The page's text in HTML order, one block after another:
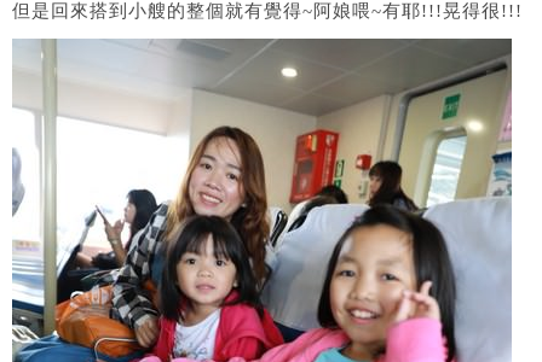
但是回來搭到小艘的整個就有覺得~阿娘喂~有耶!!!晃得很!!!